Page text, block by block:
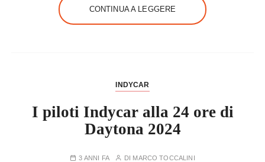
CONTINUA A LEGGERE
INDYCAR
I piloti Indycar alla 24 ore di
Daytona 2024
3 ANNI FA DI MARCO TOCCALINI